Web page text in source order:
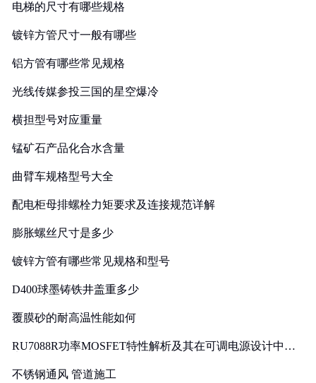
电梯的尺寸有哪些规格
镀锌方管尺寸一般有哪些
铝方管有哪些常见规格
光线传媒参投三国的星空爆冷
横担型号对应重量
锰矿石产品化合水含量
曲臂车规格型号大全
配电柜母排螺栓力矩要求及连接规范详解
膨胀螺丝尺寸是多少
镀锌方管有哪些常见规格和型号
D400球墨铸铁井盖重多少
覆膜砂的耐高温性能如何
RU7088R功率MOSFET特性解析及其在可调电源设计中的
不锈钢通风 管道施工